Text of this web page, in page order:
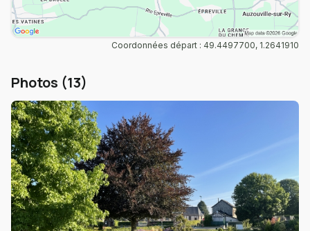
Coordonnées départ : 49.4497700, 1.2641910
Photos (13)